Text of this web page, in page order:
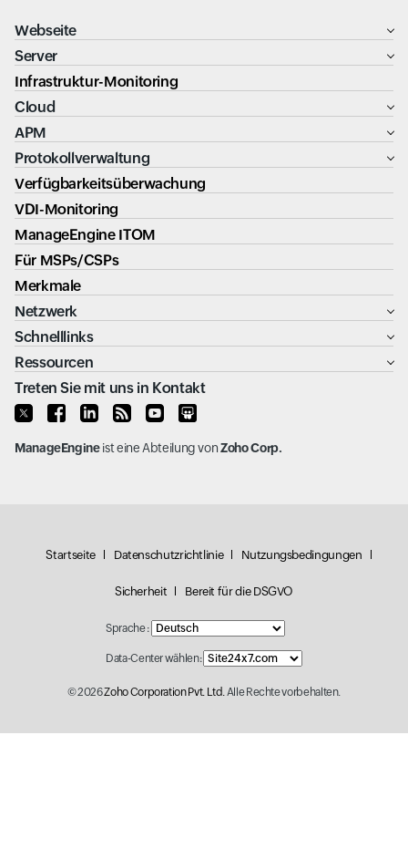
Webseite
Server
Infrastruktur-Monitoring
Cloud
APM
Protokollverwaltung
Verfügbarkeitsüberwachung
VDI-Monitoring
ManageEngine ITOM
Für MSPs/CSPs
Merkmale
Netzwerk
Schnelllinks
Ressourcen
Treten Sie mit uns in Kontakt
ManageEngineist eine Abteilung vonZoho Corp.
Startseite Datenschutzrichtlinie Nutzungsbedingungen
Sicherheit Bereit für die DSGVO
Sprache :
Data-Center wählen:
© 2026Zoho Corporation Pvt. Ltd. Alle Rechte vorbehalten.